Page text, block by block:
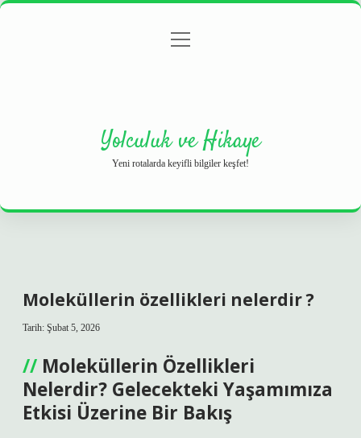
Gizlilik Politikası
menüyü
Yolculuk ve Hikaye
Yeni rotalarda keyifli bilgiler keşfet!
Moleküllerin özellikleri nelerdir ?
Tarih: Şubat 5, 2026
Moleküllerin Özellikleri
Nelerdir? Gelecekteki Yaşamımıza
Etkisi Üzerine Bir Bakış